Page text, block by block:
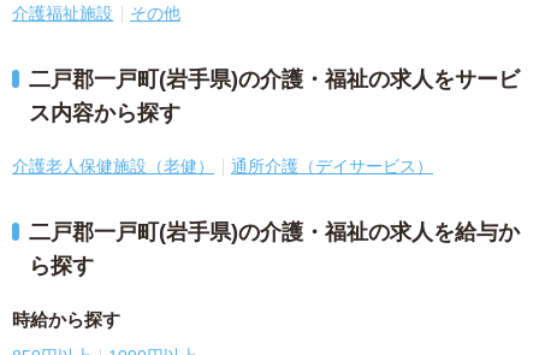
介護福祉施設 その他
二戸郡一戸町(岩手県)の介護・福祉の求人をサービ
ス内容から探す
介護老人保健施設（老健） 通所介護（デイサービス）
二戸郡一戸町(岩手県)の介護・福祉の求人を給与か
ら探す
時給から探す